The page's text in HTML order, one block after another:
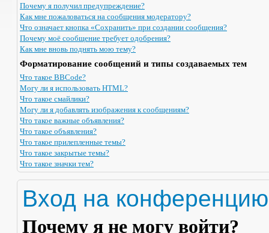
Почему я получил предупреждение?
Как мне пожаловаться на сообщения модератору?
Что означает кнопка «Сохранить» при создании сообщения?
Почему моё сообщение требует одобрения?
Как мне вновь поднять мою тему?
Форматирование сообщений и типы создаваемых тем
Что такое BBCode?
Могу ли я использовать HTML?
Что такое смайлики?
Могу ли я добавлять изображения к сообщениям?
Что такое важные объявления?
Что такое объявления?
Что такое прилепленные темы?
Что такое закрытые темы?
Что такое значки тем?
Вход на
Почему я не могу войти?